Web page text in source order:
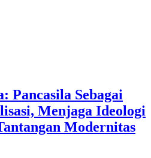
Pancasila Sebagai
Menjaga Ideologi
Modernitas